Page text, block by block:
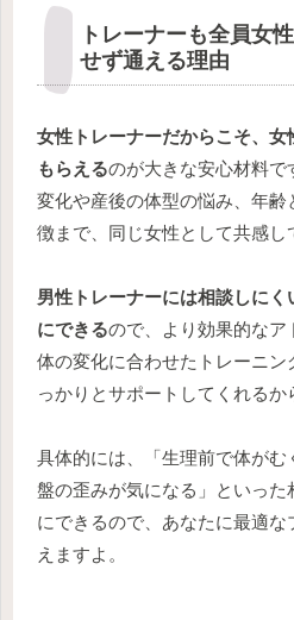
トレーナーも全員女
せず通える理由
女性トレーナーだからこそ、女
もらえるのが大きな安心材料で
変化や産後の体型の悩み、年
徴まで、同じ女性として共感し
男性トレーナーには相談しに
にできるので、より効果的なア
体の変化に合わせたトレーニン
っかりとサポートしてくれるか
具体的には、「生理前で体が
盤の歪みが気になる」といっ
にできるので、あなたに最適な
えますよ。